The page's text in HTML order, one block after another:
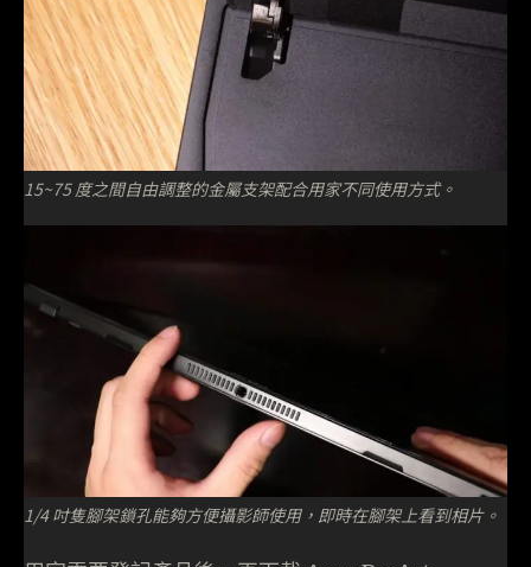
15~75 度之間自由調整的金屬支架配合用家不同使用方式。
1/4 吋隻腳架鎖孔能夠方便攝影師使用，即時在腳架上看到相片。